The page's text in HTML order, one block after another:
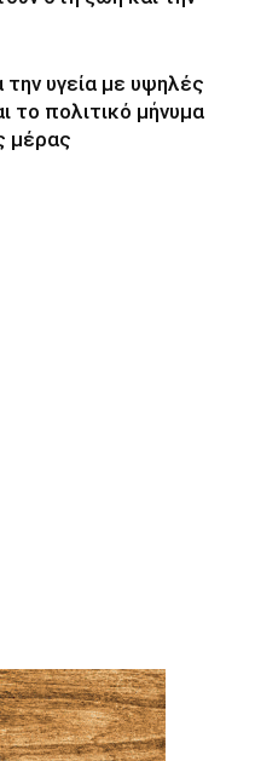
υγεία με υψηλές
το πολιτικό μήνυμα
μέρας